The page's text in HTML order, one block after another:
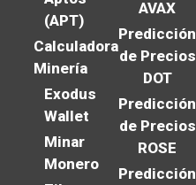
(APT)
Calculadora
Minería
Exodus
Wallet
Minar
Monero
AVAX
Predicción
de Precios
DOT
Predicción
de Precios
ROSE
Predicción